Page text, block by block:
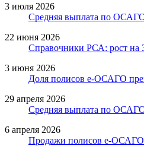
3 июля 2026
Средняя выплата по
22 июня 2026
Справочники РСА: рост на
3 июня 2026
Доля полисов е-ОСАГО
29 апреля 2026
Средняя выплата по
6 апреля 2026
Продажи полисов е-ОСАГО